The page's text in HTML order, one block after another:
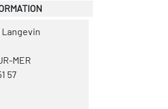
Langevin
MER
57